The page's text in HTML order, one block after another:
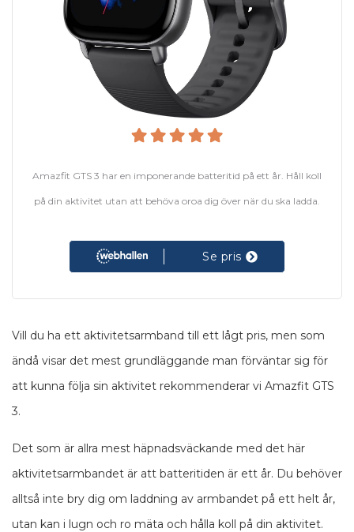
Vill du ha ett aktivitetsarmband till ett lågt pris, men som
ändå visar det mest grundläggande man förväntar sig för
att kunna följa sin aktivitet rekommenderar vi Amazfit GTS
3.
Det som är allra mest häpnadsväckande med det här
aktivitetsarmbandet är att batteritiden är ett år. Du behöver
alltså inte bry dig om laddning av armbandet på ett helt år,
utan kan i lugn och ro mäta och hålla koll på din aktivitet.
Amazfit GTS 3 har en imponerande batteritid på ett år. Håll koll
på din aktivitet utan att behöva oroa dig över när du ska ladda.
Se pris